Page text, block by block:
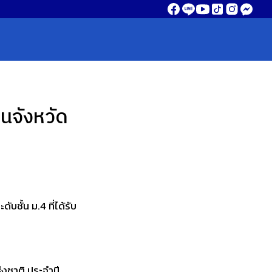
จังหวัด
บชั้น ม.4 ที่ได้รับ